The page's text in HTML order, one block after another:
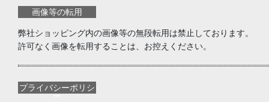
画像等の転用
弊社ショッピング内の画像等の無段転用は禁止しております。
許可なく画像を転用することは、お控えください。
プライバシーポリシ
ー